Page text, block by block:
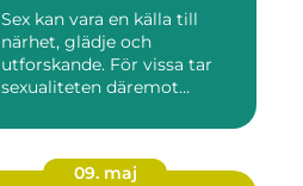
Sex kan vara en källa till
närhet, glädje och
utforskande. För vissa tar
sexualiteten däremot
09. maj